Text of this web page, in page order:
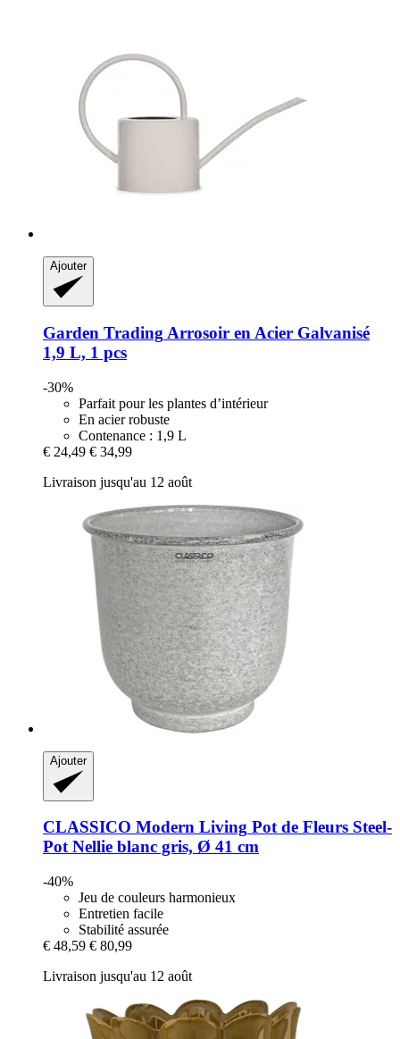
Ajouter
Garden Trading Arrosoir en Acier Galvanisé
1,9 L, 1 pcs
-30%
Parfait pour les plantes d’intérieur
En acier robuste
Contenance : 1,9 L
€ 24,49 € 34,99
Livraison jusqu'au 12 août
Ajouter
CLASSICO Modern Living Pot de Fleurs Steel-​
Pot Nellie blanc gris, Ø 41 cm
-40%
Jeu de couleurs harmonieux
Entretien facile
Stabilité assurée
€ 48,59 € 80,99
Livraison jusqu'au 12 août